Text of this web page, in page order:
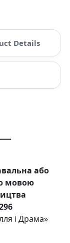
Details
—
або
мовою
і Драма»